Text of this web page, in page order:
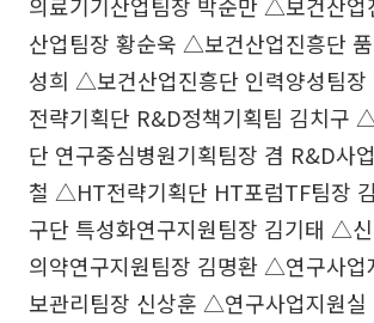
산업팀장 황순욱 △보건산업진흥단
성희 △보건산업진흥단 인력양성팀
전략기획단 R&D정책기획팀 김치구
단 연구중심병원기획팀장 겸 R&D사
철 △HT전략기획단 HT포럼TF팀장
구단 특성화연구지원팀장 김기태 △
의약연구지원팀장 김명환 △연구사업
보관리팀장 신상훈 △연구사업지원실